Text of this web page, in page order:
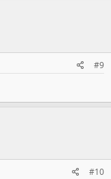
#9
#10